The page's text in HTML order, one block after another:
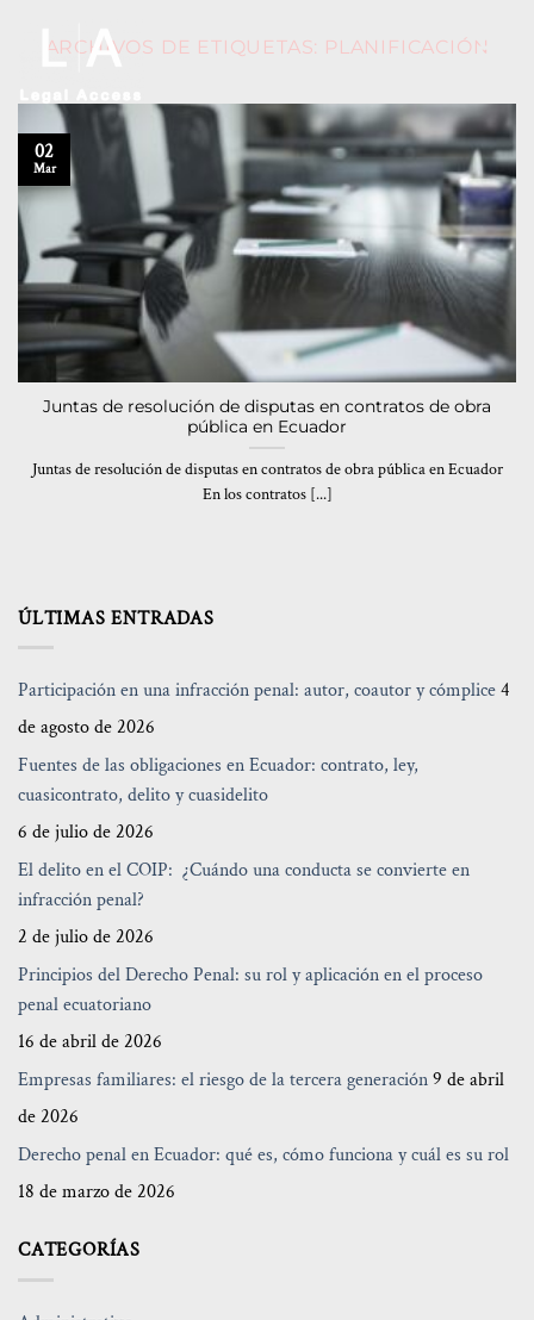
ARCHIVOS DE ETIQUETAS: PLANIFICACIÓN
ÚLTIMAS ENTRADAS
Participación en una infracción penal: autor, coautor y cómplice4
de agosto de 2026
Fuentes de las obligaciones en Ecuador: contrato, ley,
cuasicontrato, delito y cuasidelito
6 de julio de 2026
El delito en el COIP: ¿Cuándo una conducta se convierte en
infracción penal?
2 de julio de 2026
Principios del Derecho Penal: su rol y aplicación en el proceso
penal ecuatoriano
16 de abril de 2026
Empresas familiares: el riesgo de la tercera generación9 de abril
de 2026
Derecho penal en Ecuador: qué es, cómo funciona y cuál es su rol
18 de marzo de 2026
CATEGORÍAS
Juntas de resolución de disputas en contratos de obra
pública en Ecuador
Juntas de resolución de disputas en contratos de obra pública en Ecuador
En los contratos [...]
02
Mar